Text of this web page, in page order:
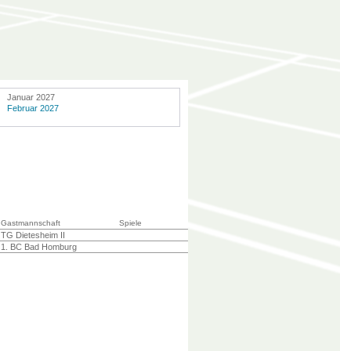
Januar 2027
Februar 2027
Gastmannschaft Spiele
TG Dietesheim II
1. BC Bad Homburg